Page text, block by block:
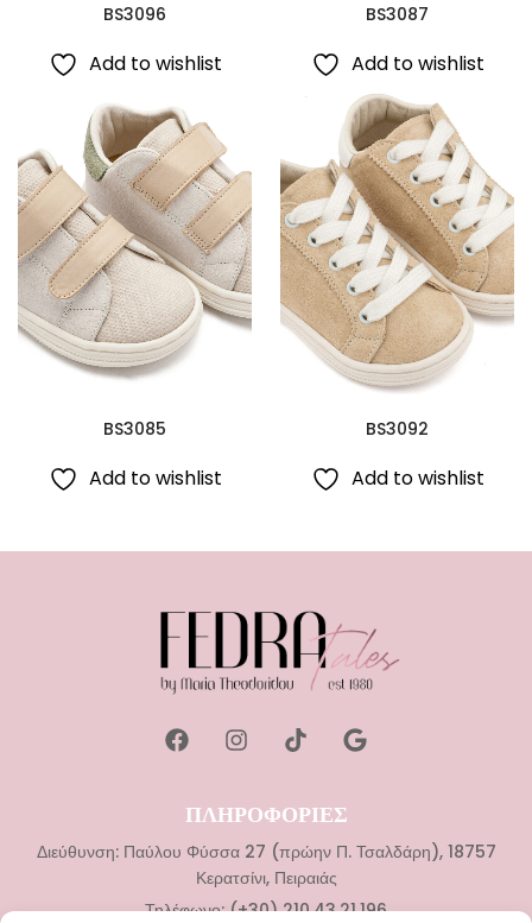
BS3096
Add to wishlist
BS3087
Add to wishlist
BS3085
Add to wishlist
BS3092
Add to wishlist
ΠΛΗΡΟΦΟΡΙΕΣ
Διεύθυνση: Παύλου Φύσσα 27 (πρώην Π. Τσαλδάρη), 18757
Κερατσίνι, Πειραιάς
Τηλέφωνο: (+30) 210.43.21.196